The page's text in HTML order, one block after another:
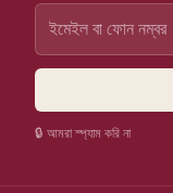
🔒 আমরা স্প্যাম করি না